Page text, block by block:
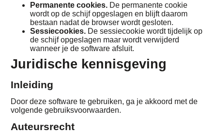
Permanente cookies. De permanente cookie
wordt op de schijf opgeslagen en blijft daarom
bestaan nadat de browser wordt gesloten.
Sessiecookies. De sessiecookie wordt tijdelijk op
de schijf opgeslagen maar wordt verwijderd
wanneer je de software afsluit.
Juridische kennisgeving
Inleiding
Door deze software te gebruiken, ga je akkoord met de
volgende gebruiksvoorwaarden.
Auteursrecht